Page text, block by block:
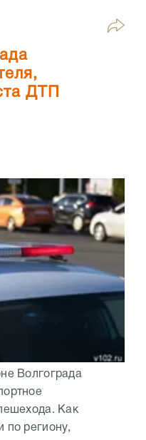
ДТП
Волгограда
Как
региону,